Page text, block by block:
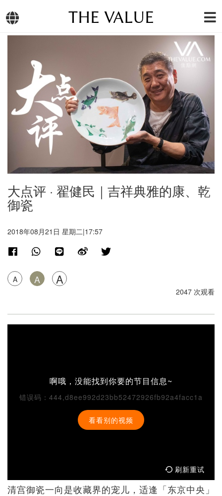
THE VALUE
大点评 · 翟健民｜吉祥典雅的康、乾
御瓷
2018年08月21日 星期二|17:57
A A A
2047 次观看
啊哦，没能找到你要的节目信息~
错误码：444,d8ee992d23bb52472926fb92a4facc1a
看看别的视频
刷新重试
清宫御瓷一向是收藏界的宠儿，适逢「东京中央」